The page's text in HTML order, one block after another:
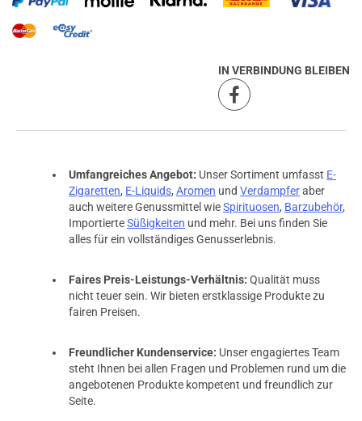
verifizierter Onlinekauf.
Gewohnte Qualität zu guten Preisen
05.12.2020 — via Trustedshops.de
verifizierter Onlinekauf.
Klasse wie von Anfang an, es muß nicht alles geändert
werden.
30.10.2020 — via
IN VERBINDUNG BLEIBEN
Umfangreiches Angebot: Unser Sortiment umfasst E-
Zigaretten, E-Liquids, Aromen und Verdampferaber
auch weitere Genussmittel wieSpirituosen, Barzubehör,
ImportierteSüßigkeiten und mehr. Bei uns finden Sie
alles für ein vollständiges Genusserlebnis.
Faires Preis-Leistungs-Verhältnis: Qualität muss
nicht teuer sein. Wir bieten erstklassige Produkte zu
fairen Preisen.
Freundlicher Kundenservice: Unser engagiertes Team
steht Ihnen bei allen Fragen und Problemen rund um die
angebotenen Produkte kompetent und freundlich zur
Seite.